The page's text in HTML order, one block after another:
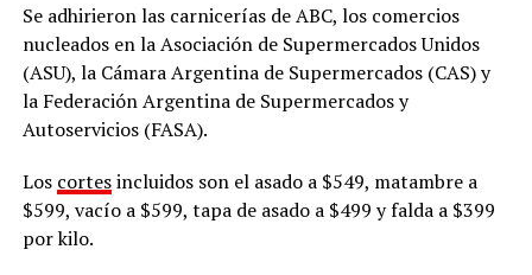
Se adhirieron las carnicerías de ABC, los comercios
nucleados en la Asociación de Supermercados Unidos
(ASU), la Cámara Argentina de Supermercados (CAS) y
la Federación Argentina de Supermercados y
Autoservicios (FASA).
Los cortesincluidos son el asado a $549, matambre a
$599, vacío a $599, tapa de asado a $499 y falda a $399
por kilo.